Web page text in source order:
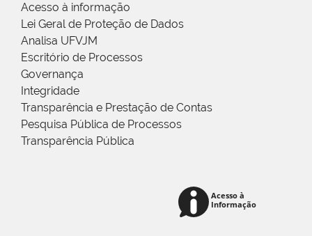
Acesso à informação
Lei Geral de Proteção de Dados
Analisa UFVJM
Escritório de Processos
Governança
Integridade
Transparência e Prestação de Contas
Pesquisa Pública de Processos
Transparência Pública